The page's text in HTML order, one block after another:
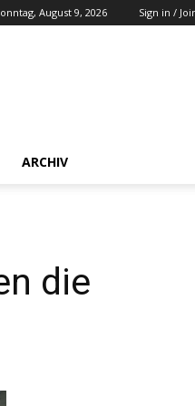
August 9, 2026 Sign in /
ARCHIV
die